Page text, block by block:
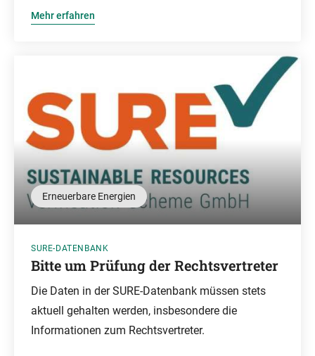
Mehr erfahren
Erneuerbare Energien
SURE-DATENBANK
Bitte um Prüfung der Rechtsvertreter
Die Daten in der SURE-Datenbank müssen stets
aktuell gehalten werden, insbesondere die
Informationen zum Rechtsvertreter.